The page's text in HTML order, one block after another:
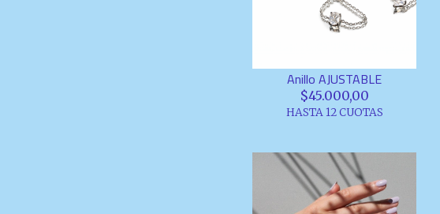
Anillo AJUSTABLE
$45.000,00
HASTA 12 CUOTAS